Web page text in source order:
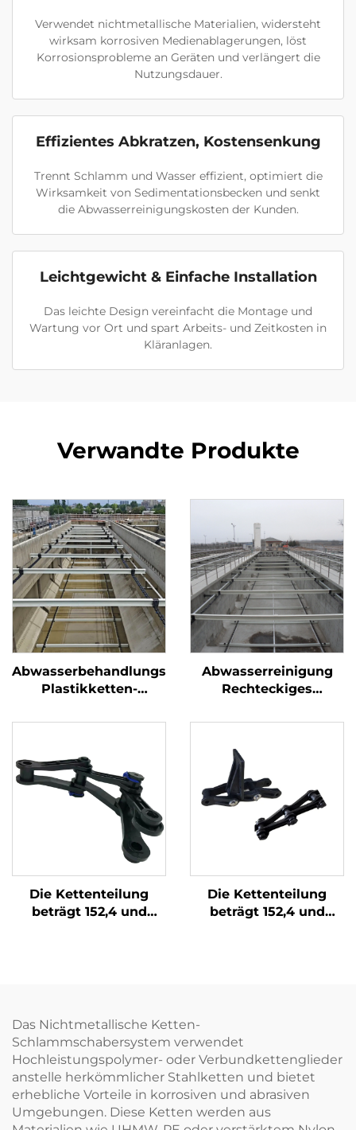
Verwendet nichtmetallische Materialien, widersteht
wirksam korrosiven Medienablagerungen, löst
Korrosionsprobleme an Geräten und verlängert die
Nutzungsdauer.
Effizientes Abkratzen, Kostensenkung
Trennt Schlamm und Wasser effizient, optimiert die
Wirksamkeit von Sedimentationsbecken und senkt
die Abwasserreinigungskosten der Kunden.
Leichtgewicht & Einfache Installation
Das leichte Design vereinfacht die Montage und
Wartung vor Ort und spart Arbeits- und Zeitkosten in
Kläranlagen.
Verwandte Produkte
Abwasserbehandlungsanlagen
Plastikketten-
rechteckige
Abwasserreinigung
Rechteckiges
Schlammabkratzer
Die Kettenteilung
beträgt 152,4 und
einfach zu installieren
und hat eine
Bruchkraft von mehr
als 3T
Die Kettenteilung
beträgt 152,4 und
und hat eine
Bruchkraft von mehr
als 3T
Das Nichtmetallische Ketten-
Schlammschabersystem verwendet
Hochleistungspolymer- oder Verbundkettenglieder
anstelle herkömmlicher Stahlketten und bietet
erhebliche Vorteile in korrosiven und abrasiven
Umgebungen. Diese Ketten werden aus